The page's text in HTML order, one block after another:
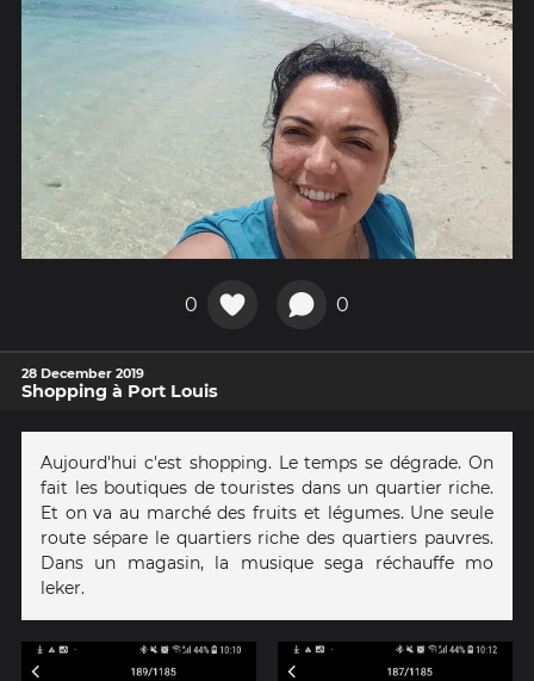
0 0
28 December 2019
Shopping à Port Louis
Aujourd'hui c'est shopping. Le temps se dégrade. On
fait les boutiques de touristes dans un quartier riche.
Et on va au marché des fruits et légumes. Une seule
route sépare le quartiers riche des quartiers pauvres.
Dans un magasin, la musique sega réchauffe mo
leker.